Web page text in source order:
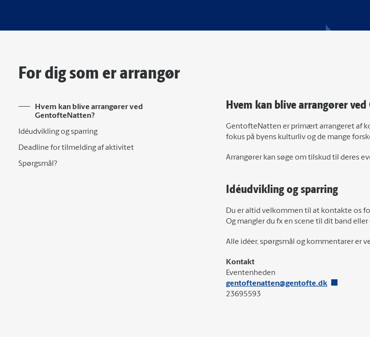
For dig som er arrangør
Hvem kan blive arrangører ved
GentofteNatten?
Idéudvikling og sparring
Deadline for tilmelding af aktivitet
Spørgsmål?
Hvem kan blive arrangører
GentofteNatten er primært arrangeret af
fokus på byens kulturliv og de mange
Arrangører kan søge om tilskud til deres
Idéudvikling og sparring
Du er altid velkommen til at kontakte os
Og mangler du fx en scene til dit band
Alle idéer, spørgsmål og kommentarer er
Kontakt
Eventenheden
gentoftenatten@gentofte.dk
23695593